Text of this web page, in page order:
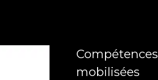
Compétences
mobilisées